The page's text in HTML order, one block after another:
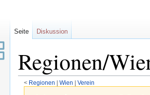
Regionen/
< Regionen Wien Verein
Seite Diskussion